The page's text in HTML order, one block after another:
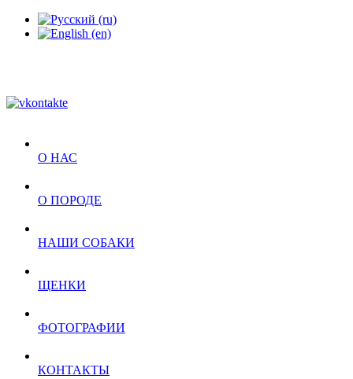
О НАС
О ПОРОДЕ
НАШИ СОБАКИ
ЩЕНКИ
ФОТОГРАФИИ
КОНТАКТЫ